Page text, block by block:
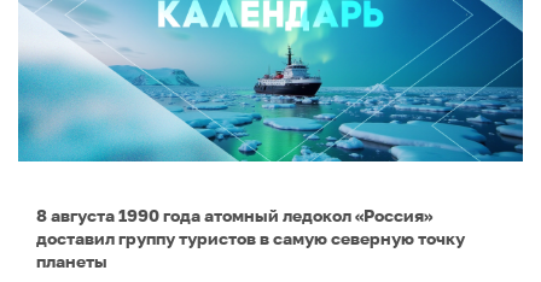
8 августа 1990 года атомный ледокол «Россия»
доставил группу туристов в самую северную точку
планеты